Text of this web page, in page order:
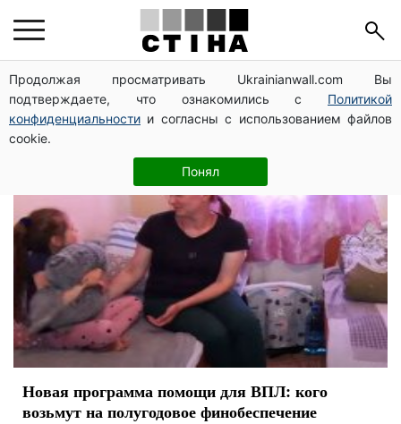
Продолжая просматривать Ukrainianwall.com Вы
подтверждаете, что ознакомились с Политикой
конфиденциальности и согласны с использованием файлов
cookie.
Понял
ВПЛ
Новая программа помощи для ВПЛ: кого
возьмут на полугодовое финобеспечение